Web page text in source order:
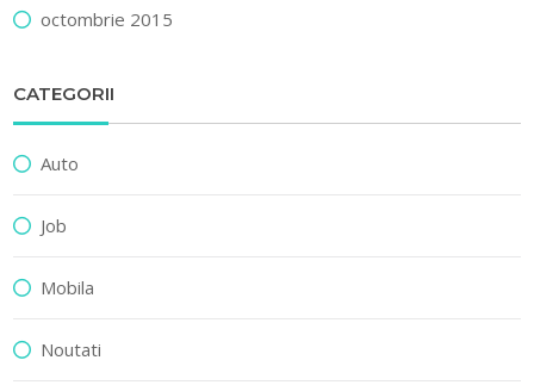
octombrie 2015
CATEGORII
Auto
Job
Mobila
Noutati